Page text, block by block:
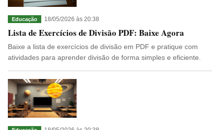
Educação 18/05/2026 às 20:38
Lista de Exercícios de Divisão PDF: Baixe Agora
Baixe a lista de exercícios de divisão em PDF e pratique com
atividades para aprender divisão de forma simples e eficiente.